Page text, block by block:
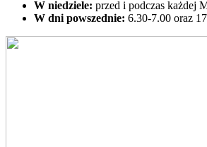
W niedziele: przed i podczas każdej
W dni powszednie: 6.30-7.00 oraz